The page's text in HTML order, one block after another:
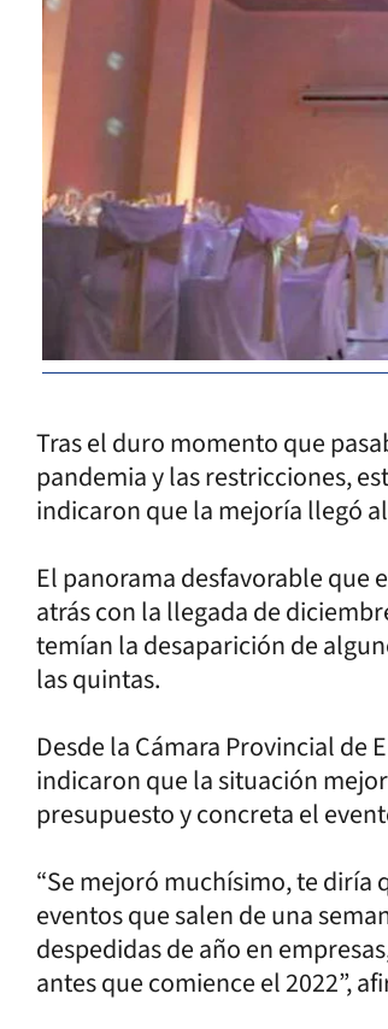
Tras el duro momento que
pandemia y las restricciones,
indicaron que la mejoría llegó
El panorama desfavorable que
atrás con la llegada de
temían la desaparición de
las quintas.
Desde la Cámara Provincial de
indicaron que la situación
presupuesto y concreta el
“Se mejoró muchísimo, te diría
eventos que salen de una
despedidas de año en
antes que comience el 2022”,